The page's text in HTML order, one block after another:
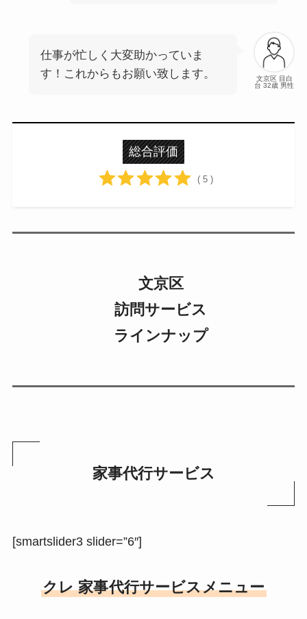
文京区 目白
台 32歳 男性
仕事が忙しく大変助かっていま
す！これからもお願い致します。
総合評価
( 5 )
文京区
訪問サービス
ラインナップ
家事代行サービス
[smartslider3 slider=”6″]
クレ 家事代行サービスメニュー